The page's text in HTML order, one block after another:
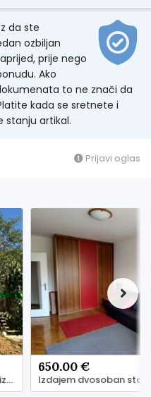
da ste
ozbiljan
prije nego
Ako
to ne znači da
kada se sretnete i
stanju artikal.
Prijavi oglas
Lepa nova brvnara u Vrdniku se izdaje na dan ili vise
650.00 €